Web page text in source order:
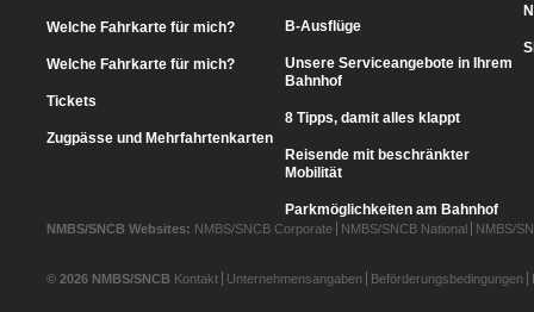
Welche Fahrkarte für mich?
Welche Fahrkarte für mich?
Tickets
Zugpässe und Mehrfahrtenkarten
B-Ausflüge
Unsere Serviceangebote in Ihrem
Bahnhof
8 Tipps, damit alles klappt
Reisende mit beschränkter
Mobilität
Parkmöglichkeiten am Bahnhof
NMBS/SNCB Websites: NMBS/SNCB Corporate NMBS/SNCB National NMBS/
© 2026 NMBS/SNCB Kontakt Unternehmensangaben Beförderungsbedingungen